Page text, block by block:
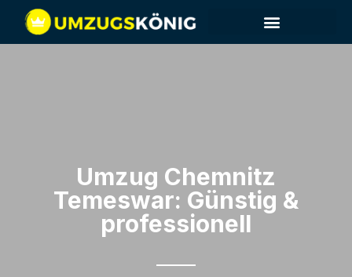
Umzug Chemnitz​
Temeswar: Günstig &
professionell​